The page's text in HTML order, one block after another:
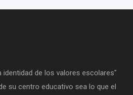
identidad de los valores escolares"
su centro educativo sea lo que el